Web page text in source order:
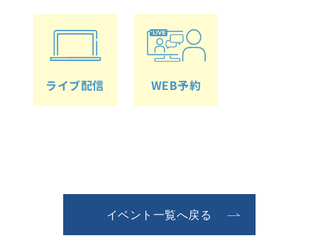
ライブ配信 WEB予約
イベント一覧へ戻る